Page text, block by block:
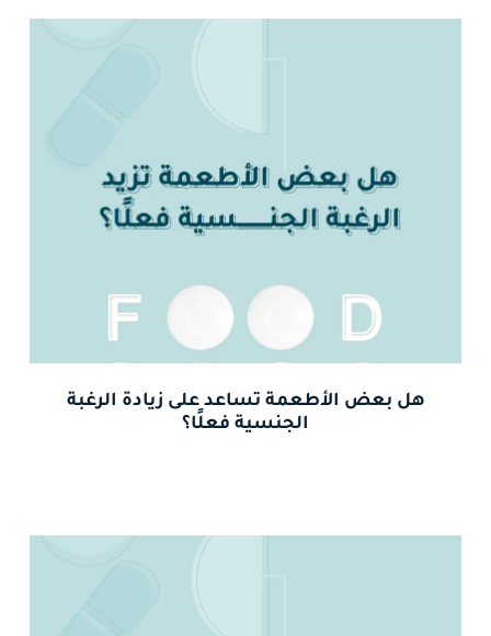
هل بعض الأطعمة تساعد على زيادة الرغبة
الجنسية فعلًا؟